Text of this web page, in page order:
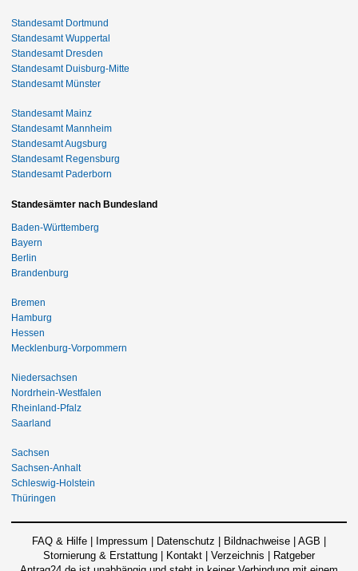
Standesamt Dortmund
Standesamt Wuppertal
Standesamt Dresden
Standesamt Duisburg-Mitte
Standesamt Münster
Standesamt Mainz
Standesamt Mannheim
Standesamt Augsburg
Standesamt Regensburg
Standesamt Paderborn
Standesämter nach Bundesland
Baden-Württemberg
Bayern
Berlin
Brandenburg
Bremen
Hamburg
Hessen
Mecklenburg-Vorpommern
Niedersachsen
Nordrhein-Westfalen
Rheinland-Pfalz
Saarland
Sachsen
Sachsen-Anhalt
Schleswig-Holstein
Thüringen
FAQ & Hilfe | Impressum | Datenschutz | Bildnachweise | AGB |
Stornierung & Erstattung | Kontakt | Verzeichnis | Ratgeber